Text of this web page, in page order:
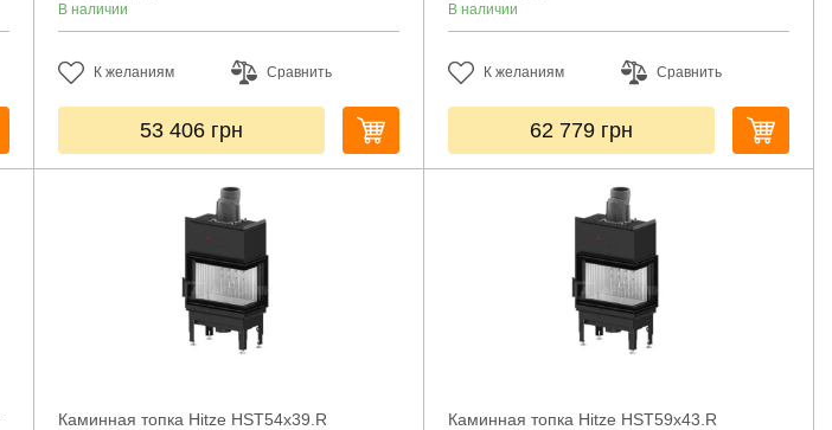
В наличии
К желаниям Сравнить
53 406 грн
В наличии
К желаниям Сравнить
62 779 грн
Каминная топка Hitze HST54x39.R Каминная топка Hitze HST59x43.R